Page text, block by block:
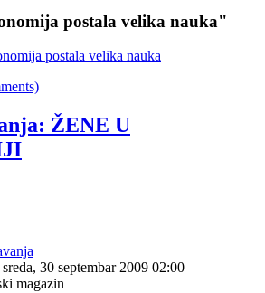
postala velika nauka"
postala velika nauka
ŽENE U
30 septembar 2009 02:00
magazin